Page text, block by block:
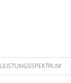
LEISTUNGSSPEKTRUM